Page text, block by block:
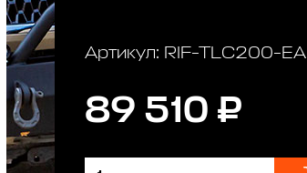
Артикул: RIF-TLC200-EA
89 510 ₽